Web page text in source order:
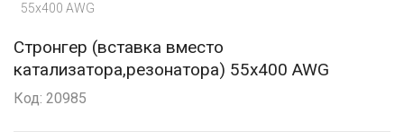
55х400 AWG
Стронгер (вставка вместо
катализатора,резонатора) 55х400 AWG
Код: 20985